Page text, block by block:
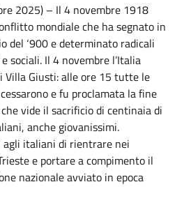
2025) – Il 4 novembre 1918
mondiale che ha segnato in
del ‘900 e determinato radicali
sociali. Il 4 novembre l’Italia
Villa Giusti: alle ore 15 tutte le
e fu proclamata la fine
vide il sacrificio di centinaia di
anche giovanissimi.
agli italiani di rientrare nei
e portare a compimento il
nazionale avviato in epoca